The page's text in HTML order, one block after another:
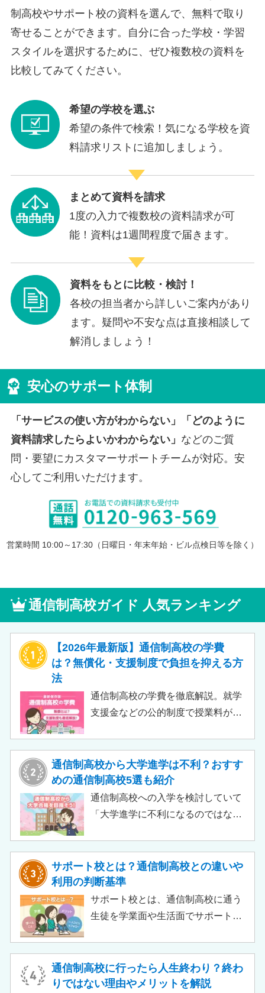
制高校やサポート校の資料を選んで、無料で取り
寄せることができます。自分に合った学校・学習
スタイルを選択するために、ぜひ複数校の資料を
比較してみてください。
希望の学校を選ぶ
希望の条件で検索！気になる学校を資
料請求リストに追加しましょう。
まとめて資料を請求
1度の入力で複数校の資料請求が可
能！資料は1週間程度で届きます。
資料をもとに比較・検討！
各校の担当者から詳しいご案内があり
ます。疑問や不安な点は直接相談して
解消しましょう！
安心のサポート体制
「サービスの使い方がわからない」「どのように
資料請求したらよいかわからない」 などのご質
問・要望にカスタマーサポートチームが対応。安
心してご利用いただけます。
営業時間 10:00～17:30（日曜日・年末年始・ビル点検日等を除く）
通信制高校ガイド 人気ランキング
【2026年最新版】通信制高校の学費
は？無償化・支援制度で負担を抑える方
法
通信制高校の学費を徹底解説。就学
支援金などの公的制度で授業料が実
目安、申請時の注意点などをわかり
やすく解説します。費用負担を抑え
られるのでチェックしてみましょ
う。
通信制高校から大学進学は不利？おすす
めの通信制高校5選も紹介
通信制高校への入学を検討していて
「大学進学に不利になるのではない
のではないでしょうか。 結論とし
て、通信制高校に通っているからと
いって大学進学に不利になることは
ありません。中には、大学進学を想
格実績を豊富にもつ学校もありま
す。
サポート校とは？通信制高校との違いや
利用の判断基準
サポート校とは、通信制高校に通う
生徒を学業面や生活面でサポートす
め、サポート校のみでは高卒資格を
取得できません。 ただし、個別の学
通信制高校に行ったら人生終わり？終わ
りではない理由やメリットを解説